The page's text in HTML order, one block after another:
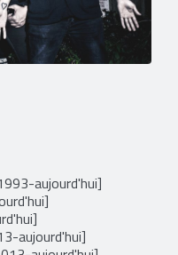
aujourd'hui]
aujourd'hui]